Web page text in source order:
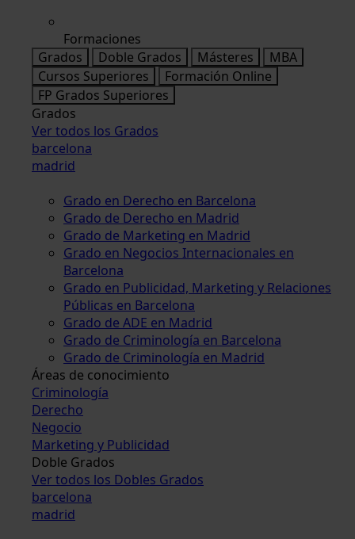
Formaciones
Grados
Doble Grados Másteres
MBA
Cursos Superiores
Formación Online
FP Grados Superiores
Grados
Ver todos los Grados
barcelona
madrid
Grado en Derecho en Barcelona
Grado de Derecho en Madrid
Grado de Marketing en Madrid
Grado en Negocios Internacionales en
Barcelona
Grado en Publicidad, Marketing y Relaciones
Públicas en Barcelona
Grado de ADE en Madrid
Grado de Criminología en Barcelona
Grado de Criminología en Madrid
Áreas de conocimiento
Criminología
Derecho
Negocio
Marketing y Publicidad
Doble Grados
Ver todos los Dobles Grados
barcelona
madrid